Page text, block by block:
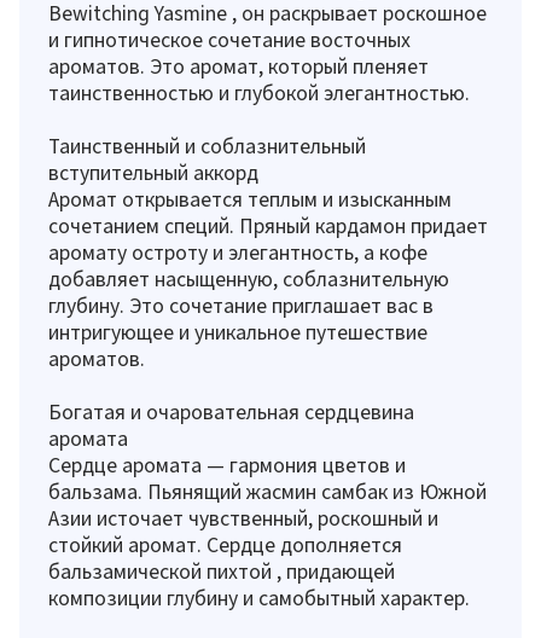
Bewitching Yasmine , он раскрывает роскошное
и гипнотическое сочетание восточных
ароматов. Это аромат, который пленяет
таинственностью и глубокой элегантностью.
Таинственный и соблазнительный
вступительный аккорд
Аромат открывается теплым и изысканным
сочетанием специй. Пряный кардамон придает
аромату остроту и элегантность, а кофе
добавляет насыщенную, соблазнительную
глубину. Это сочетание приглашает вас в
интригующее и уникальное путешествие
ароматов.
Богатая и очаровательная сердцевина
аромата
Сердце аромата — гармония цветов и
бальзама. Пьянящий жасмин самбак из Южной
Азии источает чувственный, роскошный и
стойкий аромат. Сердце дополняется
бальзамической пихтой , придающей
композиции глубину и самобытный характер.